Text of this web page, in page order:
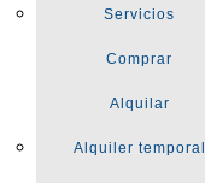
Servicios
Comprar
Alquilar
Alquiler temporal